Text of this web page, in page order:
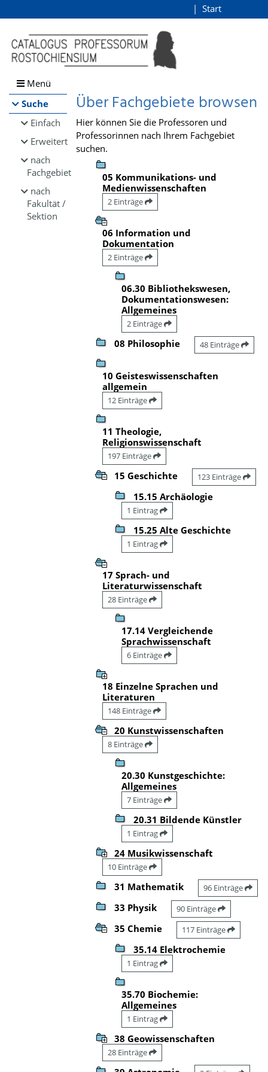
Browsen
direkt zum Inhalt
Start
Menü
Suche
Einfach
Erweitert
nach
Fachgebiet
nach
Fakultät /
Sektion
Über Fachgebiete browsen
Hier können Sie die Professoren und
Professorinnen nach Ihrem Fachgebiet
suchen.
05 Kommunikations- und
Medienwissenschaften
2 Einträge
06 Information und
Dokumentation
2 Einträge
06.30 Bibliothekswesen,
Dokumentationswesen:
Allgemeines
2 Einträge
08 Philosophie 48 Einträge
10 Geisteswissenschaften
allgemein
12 Einträge
11 Theologie,
Religionswissenschaft
197 Einträge
15 Geschichte 123 Einträge
15.15 Archäologie
1 Eintrag
15.25 Alte Geschichte
1 Eintrag
17 Sprach- und
Literaturwissenschaft
28 Einträge
17.14 Vergleichende
Sprachwissenschaft
6 Einträge
18 Einzelne Sprachen und
Literaturen
148 Einträge
20 Kunstwissenschaften
8 Einträge
20.30 Kunstgeschichte:
Allgemeines
7 Einträge
20.31 Bildende Künstler
1 Eintrag
24 Musikwissenschaft
10 Einträge
31 Mathematik 96 Einträge
33 Physik 90 Einträge
35 Chemie 117 Einträge
35.14 Elektrochemie
1 Eintrag
35.70 Biochemie:
Allgemeines
1 Eintrag
38 Geowissenschaften
28 Einträge